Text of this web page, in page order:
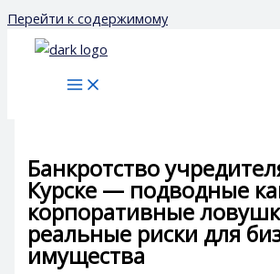
Перейти к содержимому
Банкротство
Курске — подводные
корпоративные
реальные риски для
имущества